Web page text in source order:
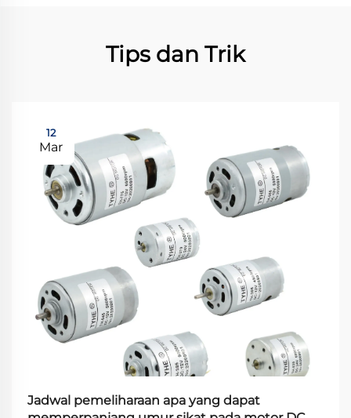
Tips dan Trik
12
Mar
Jadwal pemeliharaan apa yang dapat